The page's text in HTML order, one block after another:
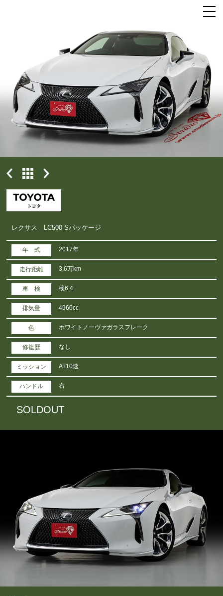
レクサス LC500 Sパッケージ
年 式 2017年
走行距離 3.6万km
車 検 検6.4
排気量 4960cc
色 ホワイトノーヴァガラスフレーク
修復歴 なし
ミッション AT10速
ハンドル 右
SOLDOUT